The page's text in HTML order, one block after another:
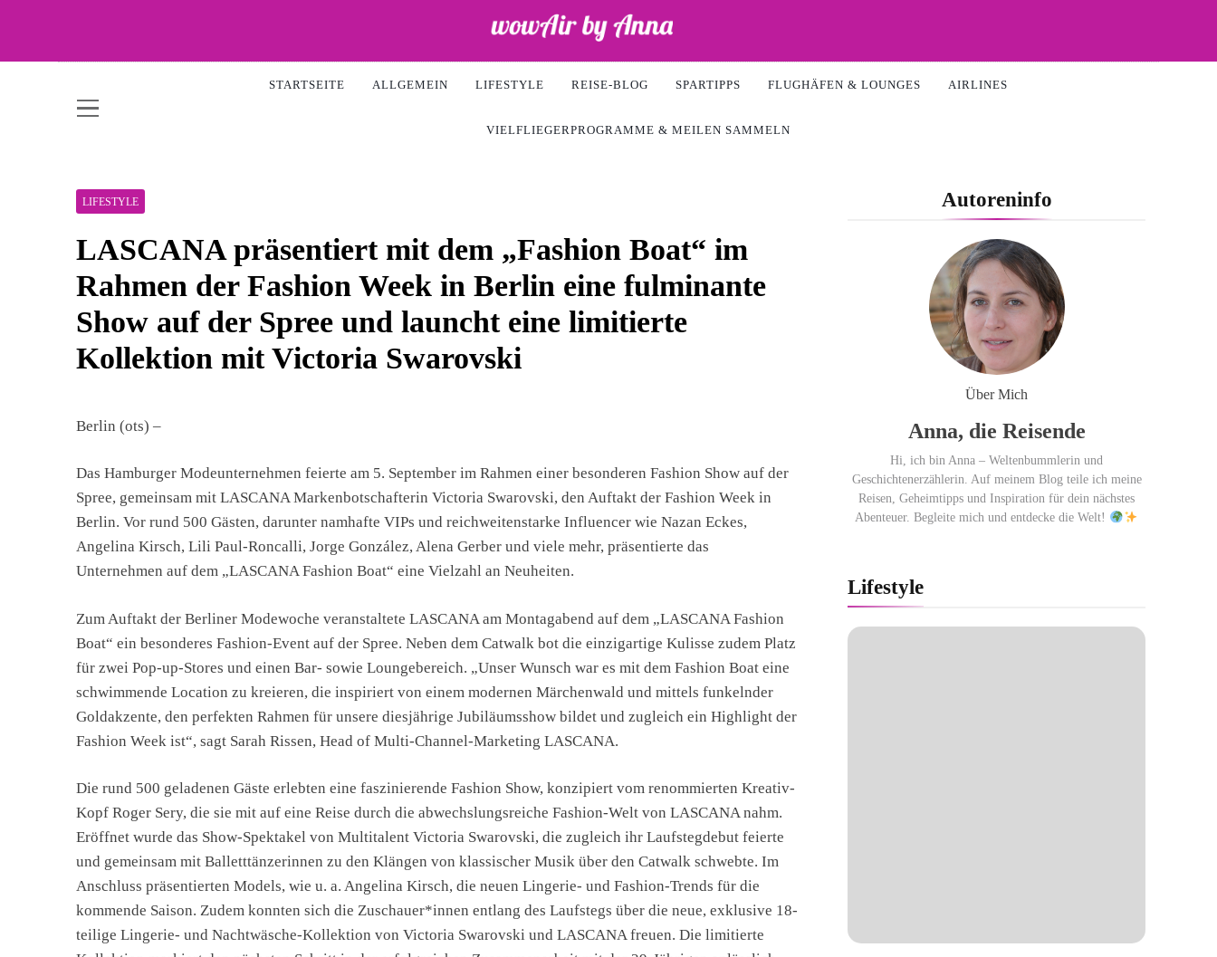
WOW-Air
STARTSEITE ALLGEMEIN LIFESTYLE REISE-BLOG SPARTIPPS FLUGHÄFEN & LOUNGES AIRLINES
VIELFLIEGERPROGRAMME & MEILEN SAMMELN
LIFESTYLE
LASCANA präsentiert mit dem „Fashion Boat“ im
Rahmen der Fashion Week in Berlin eine fulminante
Show auf der Spree und launcht eine limitierte
Kollektion mit Victoria Swarovski
Berlin (ots) –
Das Hamburger Modeunternehmen feierte am 5. September im Rahmen einer besonderen Fashion Show auf der
Spree, gemeinsam mit LASCANA Markenbotschafterin Victoria Swarovski, den Auftakt der Fashion Week in
Berlin. Vor rund 500 Gästen, darunter namhafte VIPs und reichweitenstarke Influencer wie Nazan Eckes,
Angelina Kirsch, Lili Paul-Roncalli, Jorge González, Alena Gerber und viele mehr, präsentierte das
Unternehmen auf dem „LASCANA Fashion Boat“ eine Vielzahl an Neuheiten.
Zum Auftakt der Berliner Modewoche veranstaltete LASCANA am Montagabend auf dem „LASCANA Fashion
Boat“ ein besonderes Fashion-Event auf der Spree. Neben dem Catwalk bot die einzigartige Kulisse zudem Platz
für zwei Pop-up-Stores und einen Bar- sowie Loungebereich. „Unser Wunsch war es mit dem Fashion Boat eine
schwimmende Location zu kreieren, die inspiriert von einem modernen Märchenwald und mittels funkelnder
Goldakzente, den perfekten Rahmen für unsere diesjährige Jubiläumsshow bildet und zugleich ein Highlight der
Fashion Week ist“, sagt Sarah Rissen, Head of Multi-Channel-Marketing LASCANA.
Die rund 500 geladenen Gäste erlebten eine faszinierende Fashion Show, konzipiert vom renommierten Kreativ-
Kopf Roger Sery, die sie mit auf eine Reise durch die abwechslungsreiche Fashion-Welt von LASCANA nahm.
Eröffnet wurde das Show-Spektakel von Multitalent Victoria Swarovski, die zugleich ihr Laufstegdebut feierte
und gemeinsam mit Balletttänzerinnen zu den Klängen von klassischer Musik über den Catwalk schwebte. Im
Anschluss präsentierten Models, wie u. a. Angelina Kirsch, die neuen Lingerie- und Fashion-Trends für die
kommende Saison. Zudem konnten sich die Zuschauer*innen entlang des Laufstegs über die neue, exklusive 18-
teilige Lingerie- und Nachtwäsche-Kollektion von Victoria Swarovski und LASCANA freuen. Die limitierte
Autoreninfo
Über Mich
Anna, die Reisende
Hi, ich bin Anna – Weltenbummlerin und
Geschichtenerzählerin. Auf meinem Blog teile ich meine
Reisen, Geheimtipps und Inspiration für dein nächstes
Abenteuer. Begleite mich und entdecke die Welt!
Lifestyle